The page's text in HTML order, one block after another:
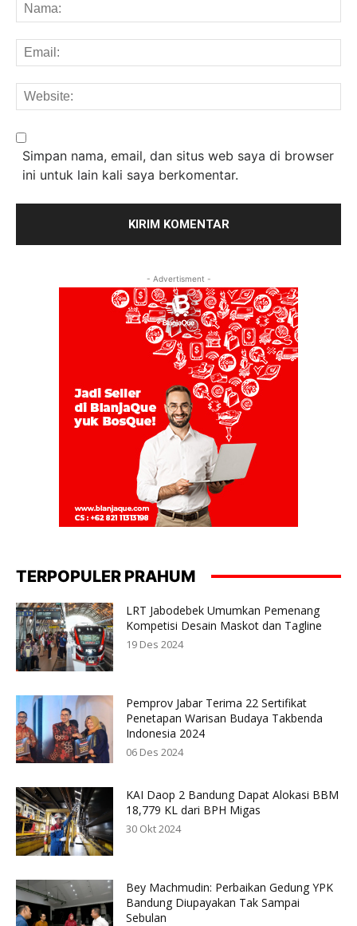
Simpan nama, email, dan situs web saya di browser
ini untuk lain kali saya berkomentar.
- Advertisment -
TERPOPULER PRAHUM
LRT Jabodebek Umumkan Pemenang
Kompetisi Desain Maskot dan Tagline
19 Des 2024
Pemprov Jabar Terima 22 Sertifikat
Penetapan Warisan Budaya Takbenda
Indonesia 2024
06 Des 2024
KAI Daop 2 Bandung Dapat Alokasi BBM
18,779 KL dari BPH Migas
30 Okt 2024
Bey Machmudin: Perbaikan Gedung YPK
Bandung Diupayakan Tak Sampai
Sebulan